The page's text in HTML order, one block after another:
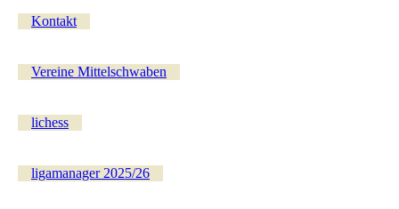
Kontakt
Vereine Mittelschwaben
lichess
ligamanager 2025/26